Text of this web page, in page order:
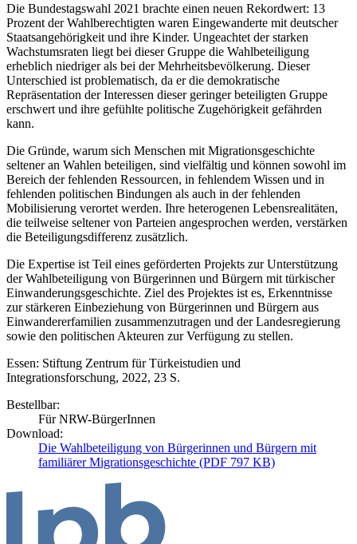
Die Bundestagswahl 2021 brachte einen neuen Rekordwert: 13
Prozent der Wahlberechtigten waren Eingewanderte mit deutscher
Staatsangehörigkeit und ihre Kinder. Ungeachtet der starken
Wachstumsraten liegt bei dieser Gruppe die Wahlbeteiligung
erheblich niedriger als bei der Mehrheitsbevölkerung. Dieser
Unterschied ist problematisch, da er die demokratische
Repräsentation der Interessen dieser geringer beteiligten Gruppe
erschwert und ihre gefühlte politische Zugehörigkeit gefährden
kann.
Die Gründe, warum sich Menschen mit Migrationsgeschichte
seltener an Wahlen beteiligen, sind vielfältig und können sowohl im
Bereich der fehlenden Ressourcen, in fehlendem Wissen und in
fehlenden politischen Bindungen als auch in der fehlenden
Mobilisierung verortet werden. Ihre heterogenen Lebensrealitäten,
die teilweise seltener von Parteien angesprochen werden, verstärken
die Beteiligungsdifferenz zusätzlich.
Die Expertise ist Teil eines geförderten Projekts zur Unterstützung
der Wahlbeteiligung von Bürgerinnen und Bürgern mit türkischer
Einwanderungsgeschichte. Ziel des Projektes ist es, Erkenntnisse
zur stärkeren Einbeziehung von Bürgerinnen und Bürgern aus
Einwandererfamilien zusammenzutragen und der Landesregierung
sowie den politischen Akteuren zur Verfügung zu stellen.
Essen: Stiftung Zentrum für Türkeistudien und
Integrationsforschung, 2022, 23 S.
Bestellbar:
Für NRW-BürgerInnen
Download:
Die Wahlbeteiligung von Bürgerinnen und Bürgern mit
familiärer Migrationsgeschichte (PDF 797 KB)